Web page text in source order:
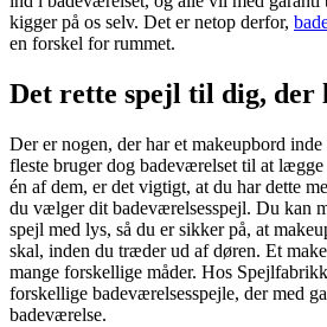
kigger på os selv. Det er netop derfor,
en forskel for rummet.
Det rette spejl til dig, der
Der er nogen, der har et makeupbord
fleste bruger dog badeværelset til at
én af dem, er det vigtigt, at du har dette
du vælger dit badeværelsesspejl. Du kan
spejl med lys, så du er sikker på, at
skal, inden du træder ud af døren. Et
mange forskellige måder. Hos
forskellige badeværelsesspejle, der med
badeværelse.